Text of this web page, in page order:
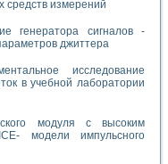
средств измерений
генератора сигналов -
джиттера
исследование
в учебной лаборатории
модуля с высоким
модели импульсного